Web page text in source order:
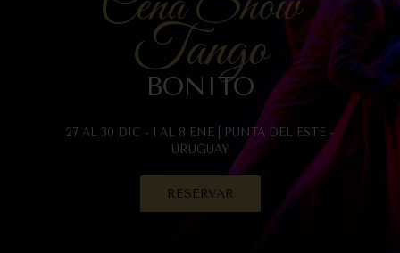
Tango
BONITO
27 AL 30 DIC - 1 AL 8 ENE | PUNTA DEL ESTE -
URUGUAY
RESERVAR